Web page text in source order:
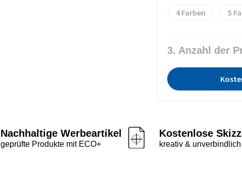
4 5
3. Anzahl der
Nachhaltige Werbeartikel
geprüfte Produkte mit ECO+
Kostenlose
kreativ & unverbindlich